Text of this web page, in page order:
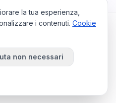
Cookie PolicyContattaci
Cookie
la tua esperienza,
i contenuti. Cookie
non necessari